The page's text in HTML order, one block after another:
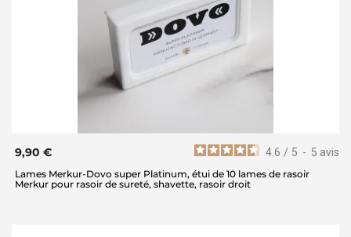
4.6 / 5 - 5 avis
9,90 €
Lames Merkur-Dovo super Platinum, étui de 10 lames de rasoir
Merkur pour rasoir de sureté, shavette, rasoir droit